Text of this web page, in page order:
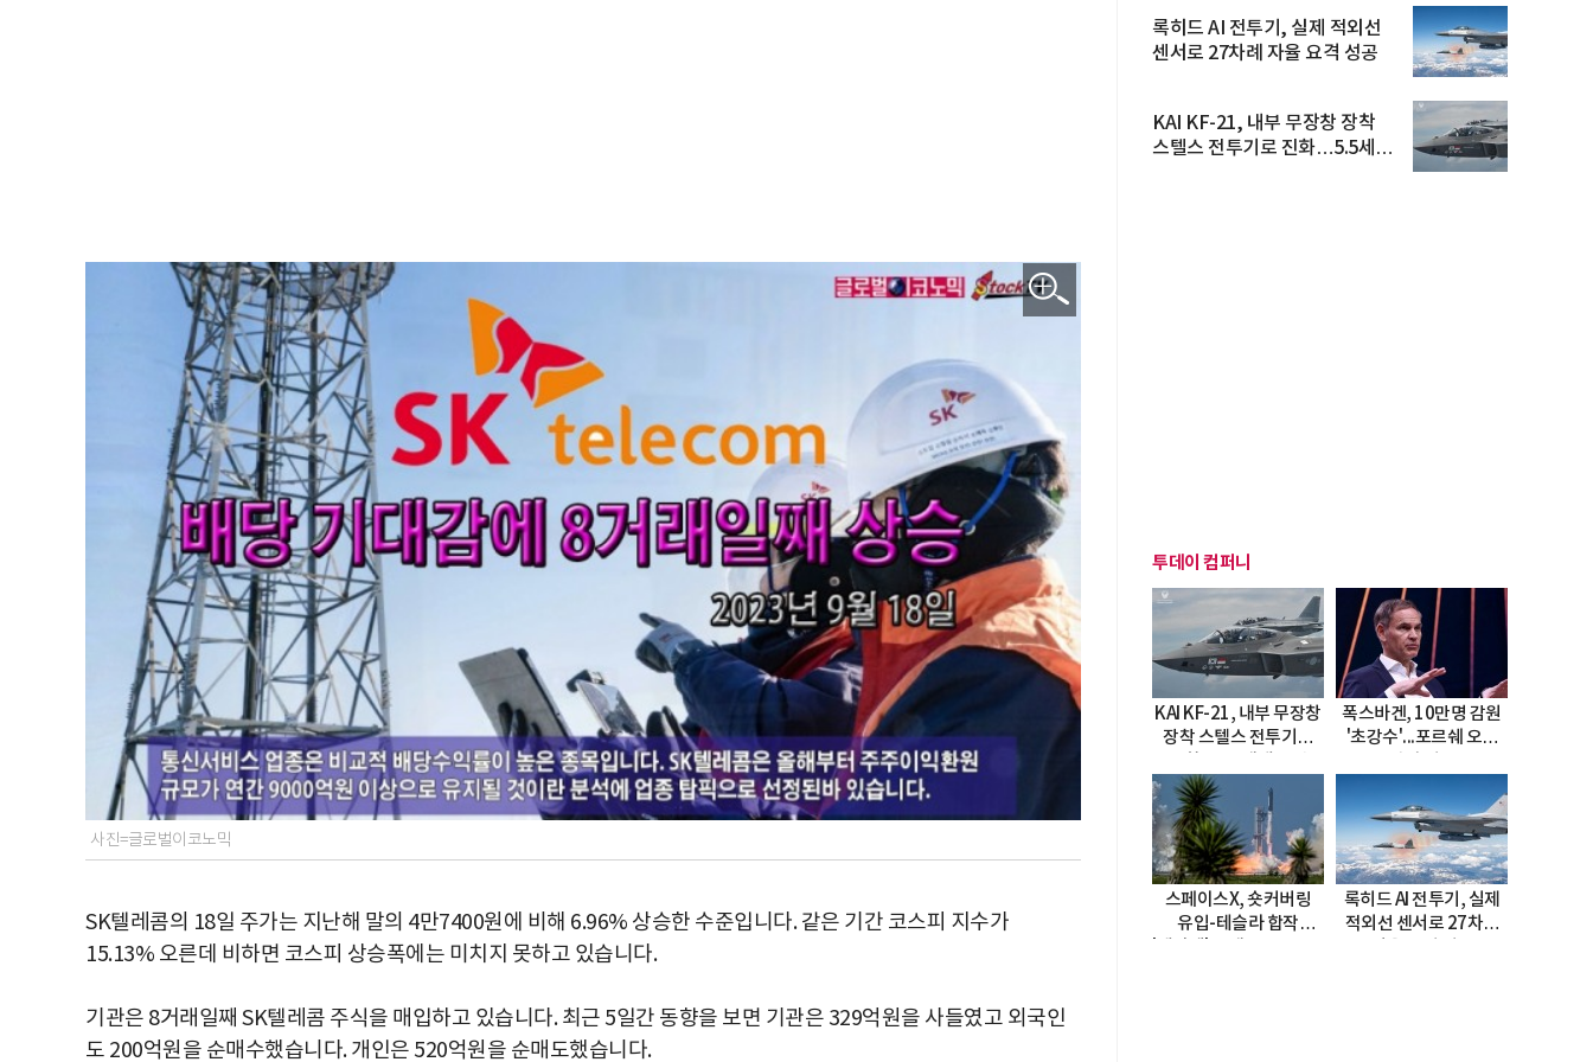
사진=글로벌이코노믹
SK텔레콤의 18일 주가는 지난해 말의 4만7400원에 비해 6.96% 상승한 수준입니다. 같은 기간 코스피 지수가
15.13% 오른데 비하면 코스피 상승폭에는 미치지 못하고 있습니다.
기관은 8거래일째 SK텔레콤 주식을 매입하고 있습니다. 최근 5일간 동향을 보면 기관은 329억원을 사들였고 외국인
도 200억원을 순매수했습니다. 개인은 520억원을 순매도했습니다.
록히드 AI 전투기, 실제 적외선
센서로 27차례 자율 요격 성공
KAI KF-21, 내부 무장창 장착
스텔스 전투기로 진화…5.5세대
투데이 컴퍼니
KAI KF-21, 내부 무장창
장착 스텔스 전투기로
폭스바겐, 10만명 감원
'초강수'...포르쉐 오너
스페이스X, 숏커버링
유입-테슬라 합작
록히드 AI 전투기, 실제
적외선 센서로 27차례